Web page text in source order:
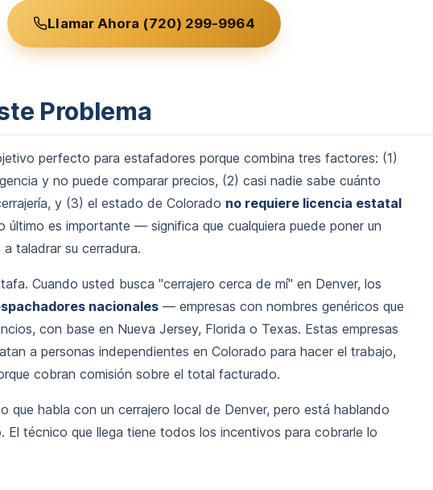
Llamar Ahora (720) 299-9964
Problema
perfecto para estafadores porque combina tres factores: (1)
y no puede comparar precios, (2) casi nadie sabe cuánto
y (3) el estado de Colorado no requiere licencia estatal
último es importante — significa que cualquiera puede poner un
taladrar su cerradura.
Cuando usted busca "cerrajero cerca de mí" en Denver, los
nacionales — empresas con nombres genéricos que
con base en Nueva Jersey, Florida o Texas. Estas empresas
a personas independientes en Colorado para hacer el trabajo,
cobran comisión sobre el total facturado.
que habla con un cerrajero local de Denver, pero está hablando
técnico que llega tiene todos los incentivos para cobrarle lo